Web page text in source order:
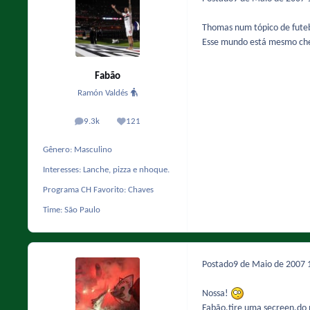
Fabão
Ramón Valdés
9.3k
posts 121
Reputação
Gênero: Masculino
Interesses: Lanche, pizza e nhoque.
Programa CH Favorito: Chaves
Time: São Paulo
Thomas num tópico de
Esse mundo está mesmo
Postado9 de Maio de 2007
Nossa!